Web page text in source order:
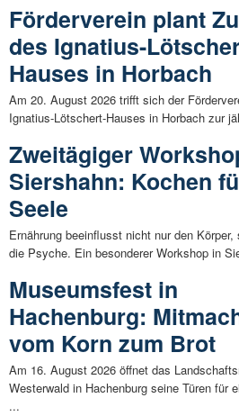
Förderverein plant
des Ignatius-
Hauses in Horbach
Am 20. August 2026 trifft sich der
Ignatius-Lötschert-Hauses in Horbach zur
Zweitägiger
Siershahn: Kochen
Seele
Ernährung beeinflusst nicht nur den Körper,
die Psyche. Ein besonderer Workshop in
Museumsfest in
Hachenburg:
vom Korn zum Brot
Am 16. August 2026 öffnet das
Westerwald in Hachenburg seine Türen für
...